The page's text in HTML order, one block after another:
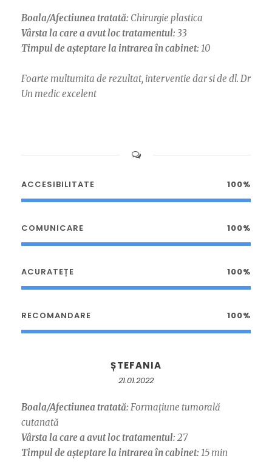
Boala/Afectiunea tratată: Chirurgie plastica
Vârsta la care a avut loc tratamentul: 33
Timpul de așteptare la intrarea în cabinet: 10
Foarte multumita de rezultat, interventie dar si de dl. Dr
Un medic excelent
ACCESIBILITATE 100%
COMUNICARE 100%
ACURATEȚE 100%
RECOMANDARE 100%
ȘTEFANIA
21.01.2022
Boala/Afectiunea tratată: Formațiune tumorală
cutanată
Vârsta la care a avut loc tratamentul: 27
Timpul de așteptare la intrarea în cabinet: 15 min